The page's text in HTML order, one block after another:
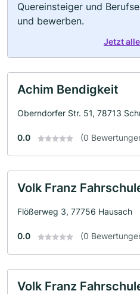
Quereinsteiger und
und bewerben.
Jetzt
Achim Bendigkeit
Oberndorfer Str. 51, 78713
0.0 (0
Volk Franz
Flößerweg 3, 77756 Hausach
0.0 (0
Volk Franz